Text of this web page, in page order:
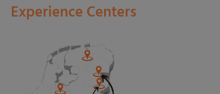
Experience Centers